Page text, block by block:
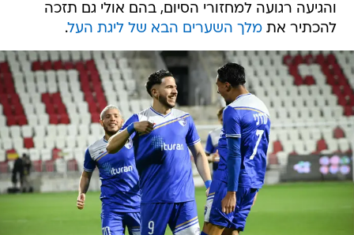
והגיעה רגועה למחזורי הסיום, בהם אולי גם תזכה
להכתיר אתמלך השערים הבא של ליגת העל.